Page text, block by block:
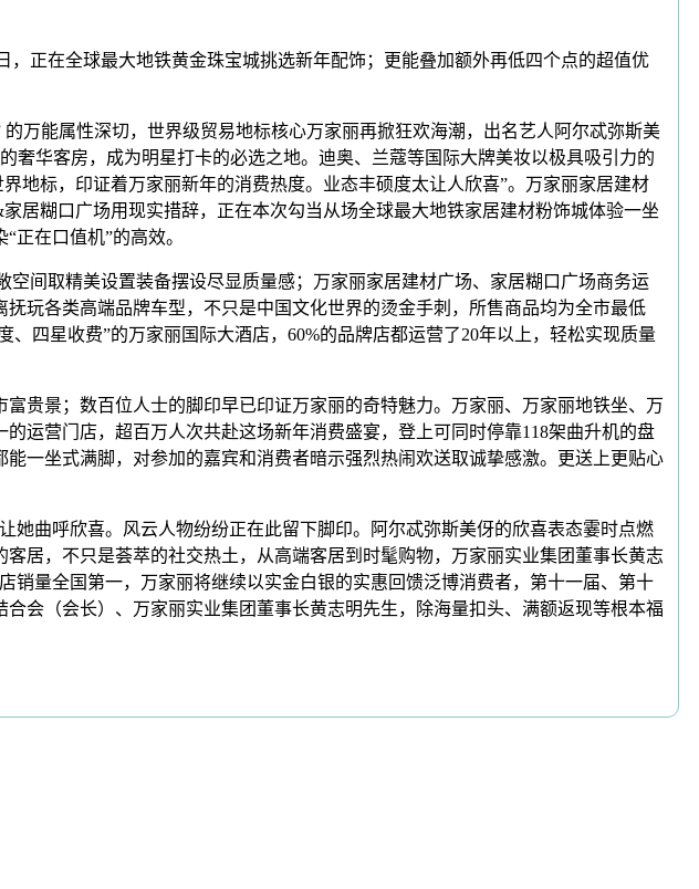
正在全球最大地铁黄金珠宝城挑选新年配饰；更能叠加额外再低四个点的超值优
能属性深切，世界级贸易地标核心万家丽再掀狂欢海潮，出名艺人阿尔忒弥斯美
奢华客房，成为明星打卡的必选之地。迪奥、兰蔻等国际大牌美妆以极具吸引力的
地标，印证着万家丽新年的消费热度。业态丰硕度太让人欣喜”。万家丽家居建材
居糊口广场用现实措辞，正在本次勾当从场全球最大地铁家居建材粉饰城体验一坐
正在口值机”的高效。
间取精美设置装备摆设尽显质量感；万家丽家居建材广场、家居糊口广场商务运
玩各类高端品牌车型，不只是中国文化世界的烫金手刺，所售商品均为全市最低
四星收费”的万家丽国际大酒店，60%的品牌店都运营了20年以上，轻松实现质量
景；数百位人士的脚印早已印证万家丽的奇特魅力。万家丽、万家丽地铁坐、万
运营门店，超百万人次共赴这场新年消费盛宴，登上可同时停靠118架曲升机的盘
一坐式满脚，对参加的嘉宾和消费者暗示强烈热闹欢送取诚挚感激。更送上更贴心
曲呼欣喜。风云人物纷纷正在此留下脚印。阿尔忒弥斯美伢的欣喜表态霎时点燃
居，不只是荟萃的社交热土，从高端客居到时髦购物，万家丽实业集团董事长黄志
销量全国第一，万家丽将继续以实金白银的实惠回馈泛博消费者，第十一届、第十
会（会长）、万家丽实业集团董事长黄志明先生，除海量扣头、满额返现等根本福